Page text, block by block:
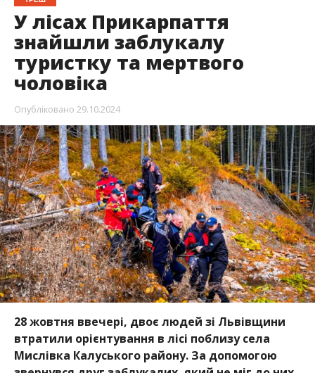
У лісах Прикарпаття
знайшли заблукалу
туристку та мертвого
чоловіка
Опубліковано 29.10.2024
28 жовтня ввечері, двоє людей зі Львівщини
втратили орієнтування в лісі поблизу села
Мислівка Калуського району. За допомогою